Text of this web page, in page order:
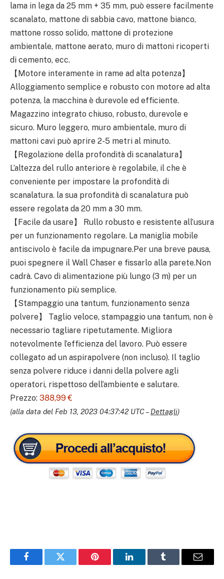
lama in lega da 25 mm + 35 mm, può essere facilmente
scanalato, mattone di sabbia cavo, mattone bianco,
mattone rosso solido, mattone di protezione
ambientale, mattone aerato, muro di mattoni ricoperti
di cemento, ecc.
【Motore interamente in rame ad alta potenza】
Alloggiamento semplice e robusto con motore ad alta
potenza, la macchina è durevole ed efficiente.
Magazzino integrato chiuso, robusto, durevole e
sicuro. Muro leggero, muro ambientale, muro di
mattoni cavi può aprire 2-5 metri al minuto.
【Regolazione della profondità di scanalatura】
L’altezza del rullo anteriore è regolabile, il che è
conveniente per impostare la profondità di
scanalatura. la sua profondità di scanalatura può
essere regolata da 20 mm a 30 mm.
【Facile da usare】 Rullo robusto e resistente all’usura
per un funzionamento regolare. La maniglia mobile
antiscivolo è facile da impugnare.Per una breve pausa,
puoi spegnere il Wall Chaser e fissarlo alla parete.Non
cadrà. Cavo di alimentazione più lungo (3 m) per un
funzionamento più semplice.
【Stampaggio una tantum, funzionamento senza
polvere】 Taglio veloce, stampaggio una tantum, non è
necessario tagliare ripetutamente. Migliora
notevolmente l’efficienza del lavoro. Può essere
collegato ad un aspirapolvere (non incluso). Il taglio
senza polvere riduce i danni della polvere agli
operatori, rispettoso dell’ambiente e salutare.
Prezzo: 388,99 €
(alla data del Feb 13, 2023 04:37:42 UTC – Dettagli)
FacebookTwitter Pinterest LinkedInTumblr Email